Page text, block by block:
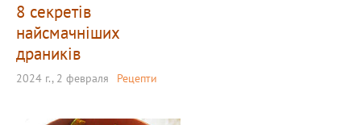
8 секретів
найсмачніших
драників
2024 г., 2 февраля Рецепти